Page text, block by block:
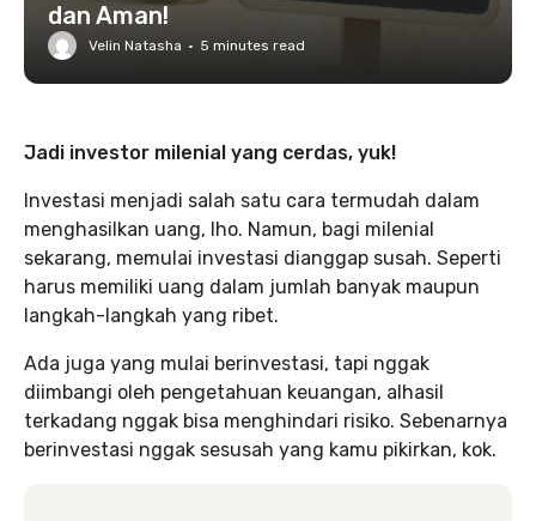
dan Aman!
Velin Natasha · 5 minutes read
Jadi investor milenial yang cerdas, yuk!
Investasi menjadi salah satu cara termudah dalam
menghasilkan uang, lho. Namun, bagi milenial
sekarang, memulai investasi dianggap susah. Seperti
harus memiliki uang dalam jumlah banyak maupun
langkah-langkah yang ribet.
Ada juga yang mulai berinvestasi, tapi nggak
diimbangi oleh pengetahuan keuangan, alhasil
terkadang nggak bisa menghindari risiko. Sebenarnya
berinvestasi nggak sesusah yang kamu pikirkan, kok.